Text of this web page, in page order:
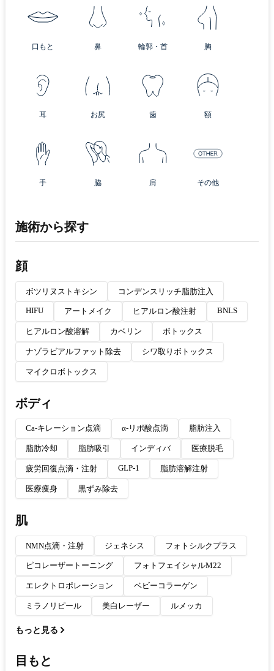
口もと 鼻 輪郭・首 胸
耳 お尻 歯 額
手 脇 肩 その他
施術から探す
顔
ボツリヌストキシン コンデンスリッチ脂肪注入
HIFU アートメイク ヒアルロン酸注射 BNLS
ヒアルロン酸溶解 カベリン ボトックス
ナゾラビアルファット除去 シワ取りボトックス
マイクロボトックス
ボディ
Ca-キレーション点滴 α-リポ酸点滴 脂肪注入
脂肪冷却 脂肪吸引 インディバ 医療脱毛
疲労回復点滴・注射 GLP-1 脂肪溶解注射
医療痩身 黒ずみ除去
肌
NMN点滴・注射 ジェネシス フォトシルクプラス
ピコレーザートーニング フォトフェイシャルM22
エレクトロポレーション ベビーコラーゲン
ミラノリピール 美白レーザー ルメッカ
もっと見る
目もと